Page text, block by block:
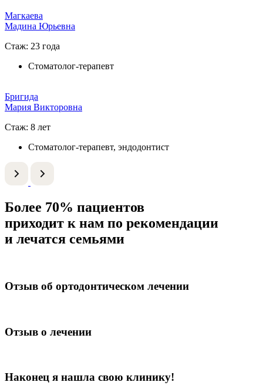
Магкаева
Мадина Юрьевна
Стаж: 23 года
Стоматолог-терапевт
Бригида
Мария Викторовна
Стаж: 8 лет
Стоматолог-терапевт, эндодонтист
Более 70% пациентов
приходит к нам по рекомендации
и лечатся семьями
Отзыв об ортодонтическом лечении
Отзыв о лечении
Наконец я нашла свою клинику!